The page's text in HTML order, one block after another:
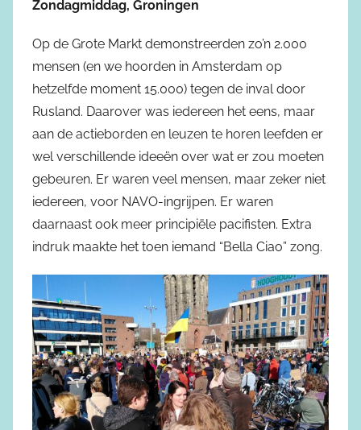
Zondagmiddag, Groningen
Op de Grote Markt demonstreerden zo’n 2.000
mensen (en we hoorden in Amsterdam op
hetzelfde moment 15.000) tegen de inval door
Rusland. Daarover was iedereen het eens, maar
aan de actieborden en leuzen te horen leefden er
wel verschillende ideeën over wat er zou moeten
gebeuren. Er waren veel mensen, maar zeker niet
iedereen, voor NAVO-ingrijpen. Er waren
daarnaast ook meer principiële pacifisten. Extra
indruk maakte het toen iemand “Bella Ciao” zong.